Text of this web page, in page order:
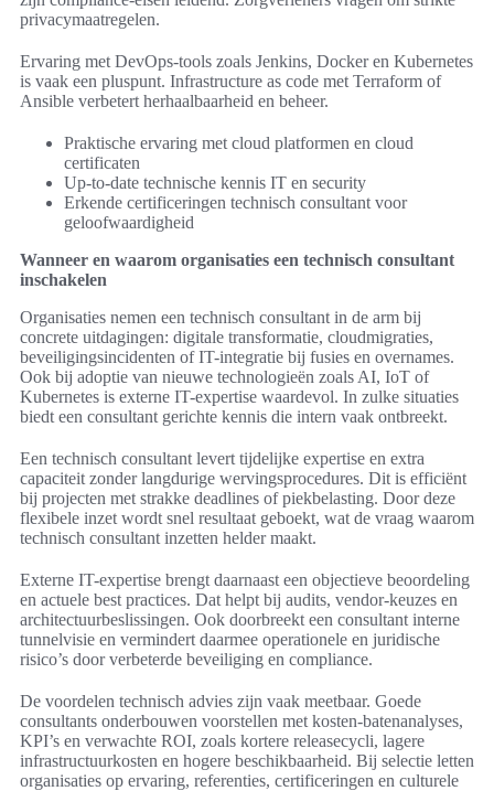
privacymaatregelen.
Ervaring met DevOps-tools zoals Jenkins, Docker en Kubernetes
is vaak een pluspunt. Infrastructure as code met Terraform of
Ansible verbetert herhaalbaarheid en beheer.
Praktische ervaring met cloud platformen en cloud
certificaten
Up-to-date technische kennis IT en security
Erkende certificeringen technisch consultant voor
geloofwaardigheid
Wanneer en waarom organisaties een technisch consultant
inschakelen
Organisaties nemen een technisch consultant in de arm bij
concrete uitdagingen: digitale transformatie, cloudmigraties,
beveiligingsincidenten of IT-integratie bij fusies en overnames.
Ook bij adoptie van nieuwe technologieën zoals AI, IoT of
Kubernetes is externe IT-expertise waardevol. In zulke situaties
biedt een consultant gerichte kennis die intern vaak ontbreekt.
Een technisch consultant levert tijdelijke expertise en extra
capaciteit zonder langdurige wervingsprocedures. Dit is efficiënt
bij projecten met strakke deadlines of piekbelasting. Door deze
flexibele inzet wordt snel resultaat geboekt, wat de vraag waarom
technisch consultant inzetten helder maakt.
Externe IT-expertise brengt daarnaast een objectieve beoordeling
en actuele best practices. Dat helpt bij audits, vendor-keuzes en
architectuurbeslissingen. Ook doorbreekt een consultant interne
tunnelvisie en vermindert daarmee operationele en juridische
risico’s door verbeterde beveiliging en compliance.
De voordelen technisch advies zijn vaak meetbaar. Goede
consultants onderbouwen voorstellen met kosten-batenanalyses,
KPI’s en verwachte ROI, zoals kortere releasecycli, lagere
infrastructuurkosten en hogere beschikbaarheid. Bij selectie letten
organisaties op ervaring, referenties, certificeringen en culturele